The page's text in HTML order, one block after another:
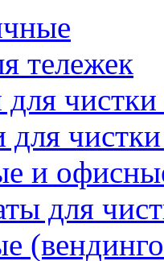
тележек
чистки
и
для